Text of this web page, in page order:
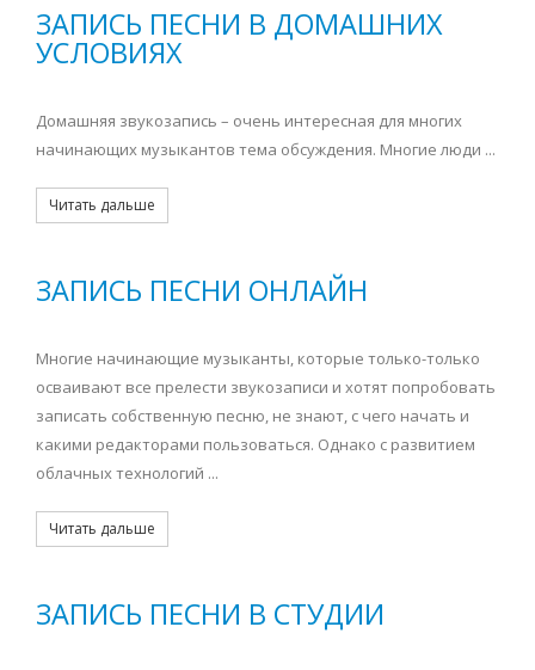
ЗАПИСЬ ПЕСНИ В ДОМАШНИХ
УСЛОВИЯХ
Домашняя звукозапись – очень интересная для многих
начинающих музыкантов тема обсуждения. Многие люди ...
Читать дальше
ЗАПИСЬ ПЕСНИ ОНЛАЙН
Многие начинающие музыканты, которые только-только
осваивают все прелести звукозаписи и хотят попробовать
записать собственную песню, не знают, с чего начать и
какими редакторами пользоваться. Однако с развитием
облачных технологий ...
Читать дальше
ЗАПИСЬ ПЕСНИ В СТУДИИ